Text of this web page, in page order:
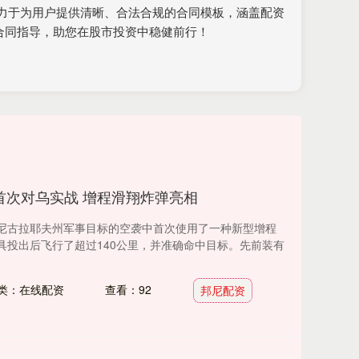
为用户提供清晰、合法合规的合同模板，涵盖配资
指导，助您在股市投资中稳健前行！
对乌实战 增程滑翔炸弹亮相
古拉耶夫州军事目标的空袭中首次使用了一种新型增程
投出后飞行了超过140公里，并准确命中目标。先前装有
：在线配资 查看：92 邦尼配资